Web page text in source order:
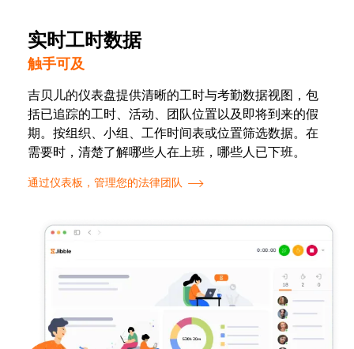
实时工时数据
触手可及
吉贝儿的仪表盘提供清晰的工时与考勤数据视图，包
括已追踪的工时、活动、团队位置以及即将到来的假
期。按组织、小组、工作时间表或位置筛选数据。在
需要时，清楚了解哪些人在上班，哪些人已下班。
通过仪表板，管理您的法律团队